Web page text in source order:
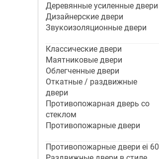
Деревянные усиленные двери
Дизайнерские двери
Звукоизоляционные двери
Классические двери
Маятниковые двери
Облегченные двери
Откатные / раздвижные
двери
Противопожарная дверь со
стеклом
Противопожарные двери
Противопожарные двери ei 60